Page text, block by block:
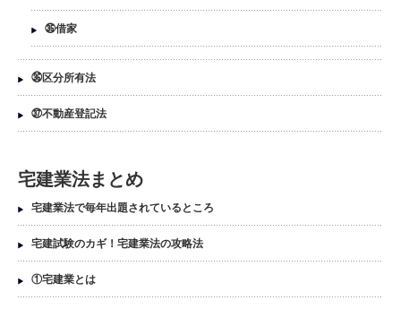
㉟借家
㊱区分所有法
㊲不動産登記法
宅建業法まとめ
宅建業法で毎年出題されているところ
宅建試験のカギ！宅建業法の攻略法
①宅建業とは